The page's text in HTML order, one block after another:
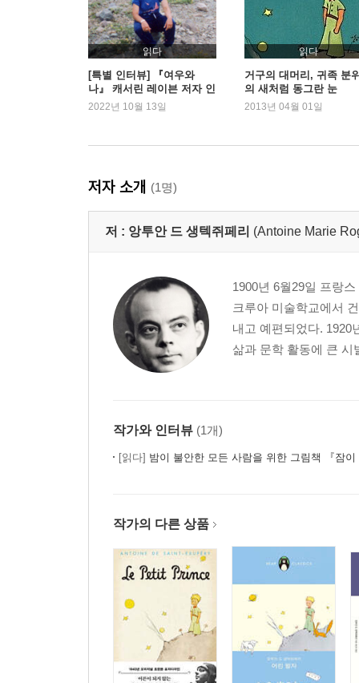
읽다
[특별 인터뷰] 『여우와
나』 캐서린 레이븐 저자 인
터뷰
2022년 10월 13일
읽다
거구의 대머리, 귀족 분
의 새처럼 동그란 눈
2013년 04월 01일
저자 소개 (1명)
저 : 앙투안 드 생텍쥐페리 (Antoine Marie
1900년 6월29일 프랑
크루아 미술학교에서
내고 예편되었다. 1920
삶과 문학 활동에 큰 시
작가와 인터뷰 (1개)
[읽다] 밤이 불안한 모든 사람을 위한 그림책 『잠이 달아
작가의 다른 상품